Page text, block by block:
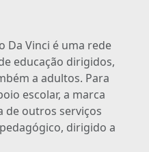
Da Vinci é uma rede
educação dirigidos,
a adultos. Para
escolar, a marca
de outros serviços
dirigido a